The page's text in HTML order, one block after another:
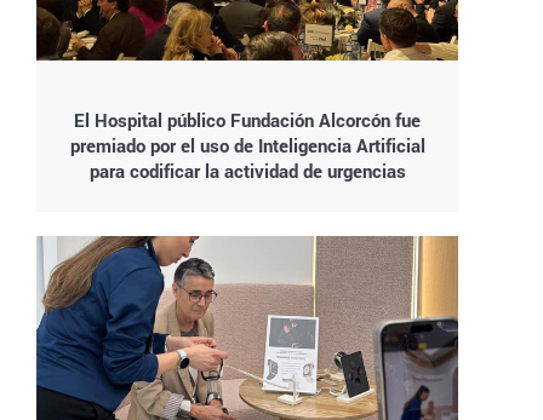
El Hospital público Fundación Alcorcón fue
premiado por el uso de Inteligencia Artificial
para codificar la actividad de urgencias